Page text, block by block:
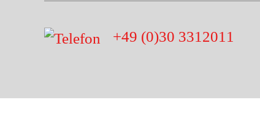
+49 (0)30 3312011